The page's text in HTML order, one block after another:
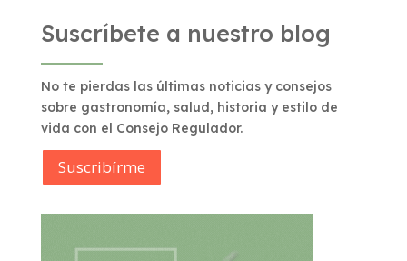
Suscríbete a nuestro blog
No te pierdas las últimas noticias y consejos
sobre gastronomía, salud, historia y estilo de
vida con el Consejo Regulador.
Suscribírme